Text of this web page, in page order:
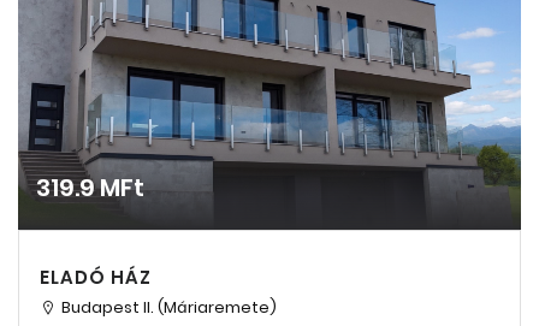
319.9 MFt
ELADÓ HÁZ
Budapest II. (Máriaremete)